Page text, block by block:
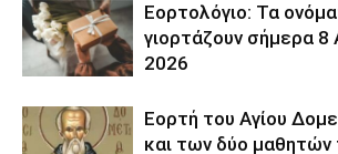
Εορτολόγιο: Τα
γιορτάζουν σήμερα 8
2026
Εορτή του Αγίου
και των δύο μαθητών